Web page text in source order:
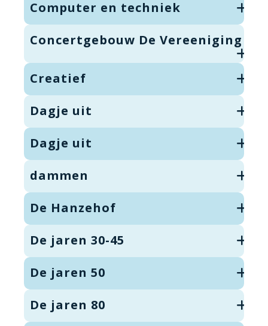
Computer en techniek
Concertgebouw De Vereeniging
Creatief
Dagje uit
Dagje uit
dammen
De Hanzehof
De jaren 30-45
De jaren 50
De jaren 80